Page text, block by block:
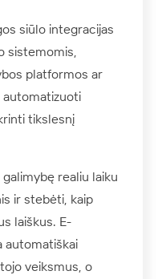
siūlo integracijas
sistemomis,
platformos ar
automatizuoti
tikslesnį
realiu laiku
ir stebėti, kaip
laiškus. E-
automatiškai
veiksmus, o